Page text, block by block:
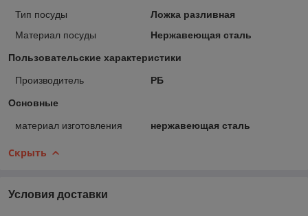
Тип посуды
Ложка разливная
Материал посуды
Нержавеющая сталь
Пользовательские характеристики
Производитель РБ
Основные
материал изготовления нержавеющая сталь
Скрыть
Условия доставки